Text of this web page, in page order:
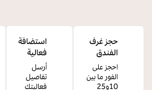
حجز غرف
الفندق
احجز على
الفور ما بين
10و25
استضافة
فعالية
أرسل
تفاصيل
فعاليتك